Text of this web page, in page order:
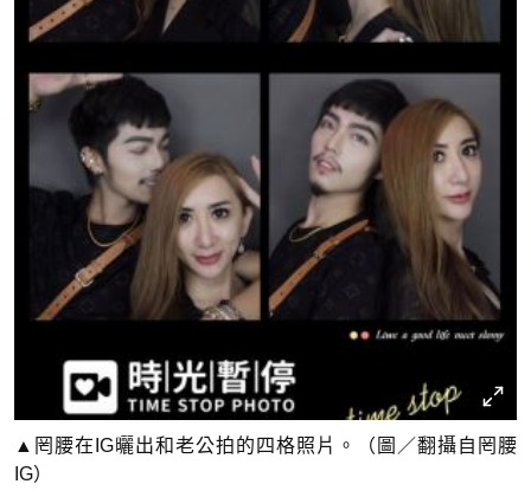
▲罔腰在IG曬出和老公拍的四格照片。（圖／翻攝自罔腰
IG）